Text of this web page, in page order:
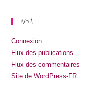
MÉTA
Connexion
Flux des publications
Flux des commentaires
Site de WordPress-FR